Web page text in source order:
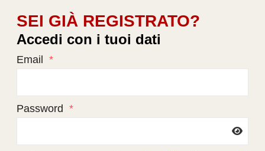
SEI GIÀ REGISTRATO?
Accedi con i tuoi dati
Email *
Password *